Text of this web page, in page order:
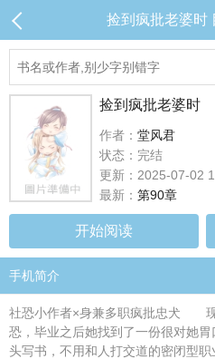
捡到疯批老婆时
捡到疯批老婆时
作者： 堂风君
状态：完结
更新：2025-07-02
最新： 第90章
开始阅读
手机简介
社恐小作者×身兼多职疯批忠犬
恐，毕业之后她找到了一份很对
头写书，不用和人打交道的密闭